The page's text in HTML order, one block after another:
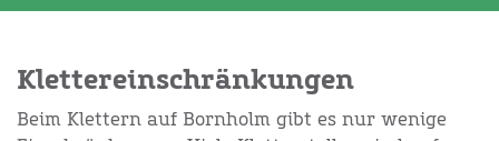
Klettereinschränkungen
Beim Klettern auf Bornholm gibt es nur wenige